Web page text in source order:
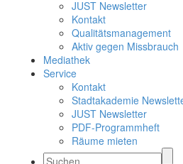
JUST Newsletter
Kontakt
Qualitätsmanagement
Aktiv gegen Missbrauch
Mediathek
Service
Kontakt
Stadtakademie
JUST Newsletter
PDF-Programmheft
Räume mieten